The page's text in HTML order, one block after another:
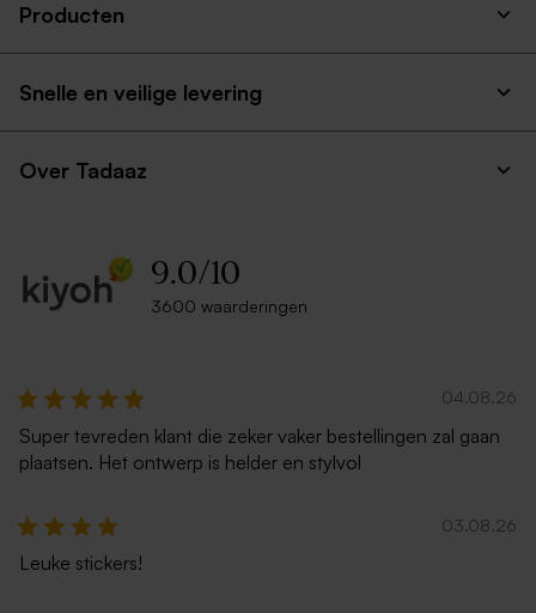
Producten
Snelle en veilige levering
Over Tadaaz
9.0/10
3600 waarderingen
04.08.26
Super tevreden klant die zeker vaker bestellingen zal gaan
plaatsen. Het ontwerp is helder en stylvol
03.08.26
Leuke stickers!